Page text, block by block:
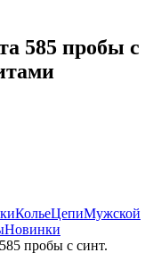
585 пробы с
КольеЦепиМужской
Новинки
пробы с синт.